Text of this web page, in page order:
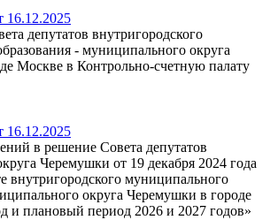
16.12.2025
депутатов внутригородского
- муниципального округа
Москве в Контрольно-счетную палату
16.12.2025
в решение Совета депутатов
Черемушки от 19 декабря 2024 года
муниципального
округа Черемушки в городе
и плановый период 2026 и 2027 годов»